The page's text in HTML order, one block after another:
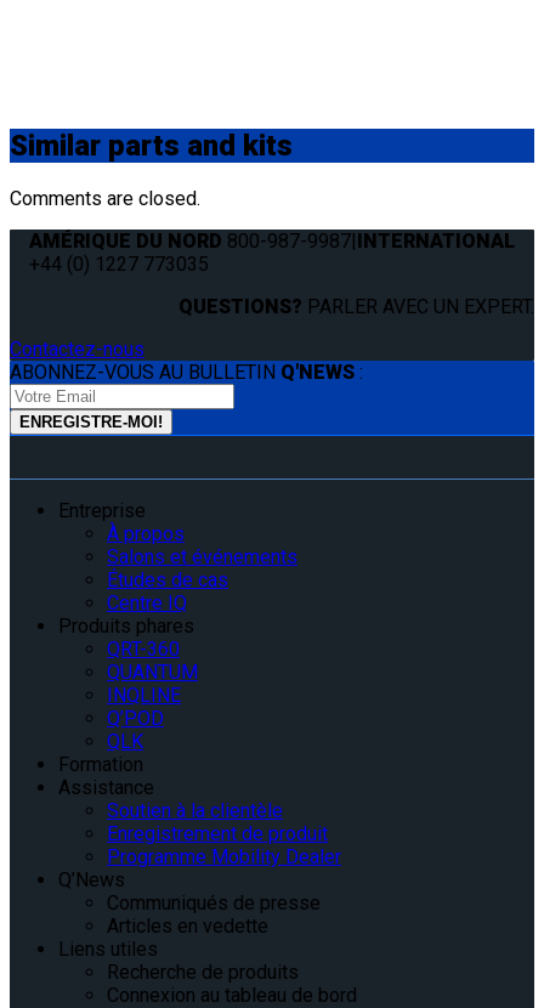
Similar parts and kits
Comments are closed.
AMÉRIQUE DU NORD 800-987-9987|INTERNATIONAL
+44 (0) 1227 773035
QUESTIONS? PARLER AVEC UN EXPERT.
Contactez-nous
ABONNEZ-VOUS AU BULLETIN Q'NEWS :
Entreprise
À propos
Salons et événements
Études de cas
Centre IQ
Produits phares
QRT-360
QUANTUM
INQLINE
Q’POD
QLK
Formation
Assistance
Soutien à la clientèle
Enregistrement de produit
Programme Mobility Dealer
Q’News
Communiqués de presse
Articles en vedette
Liens utiles
Recherche de produits
Connexion au tableau de bord